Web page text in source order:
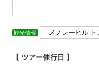
観光情報 メノレーヒル
【 ツアー催行日 】